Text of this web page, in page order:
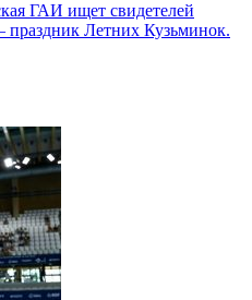
ГАИ ищет свидетелей
Летних Кузьминок.